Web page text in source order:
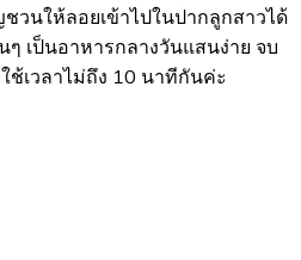
ชวนให้ลอยเข้าไปในปากลูกสาวได้
เป็นอาหารกลางวันแสนง่าย จบ
เวลาไม่ถึง 10 นาทีกันค่ะ